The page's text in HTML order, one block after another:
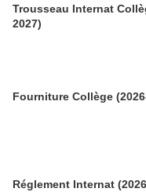
Trousseau Internat
2027)
Fourniture Collège
Réglement Internat